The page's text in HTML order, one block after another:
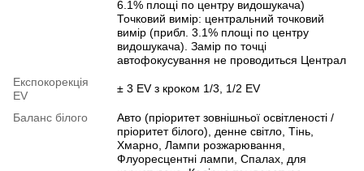
6.1% площі по центру видошукача)
Точковий вимір: центральний точковий
вимір (прибл. 3.1% площі по центру
видошукача). Замір по точці
автофокусування не проводиться Централ
Експокорекція
EV
± 3 EV з кроком 1/3, 1/2 EV
Баланс білого
Авто (пріоритет зовнішньої освітленості /
пріоритет білого), денне світло, Тінь,
Хмарно, Лампи розжарювання,
Флуоресцентні лампи, Спалах, для